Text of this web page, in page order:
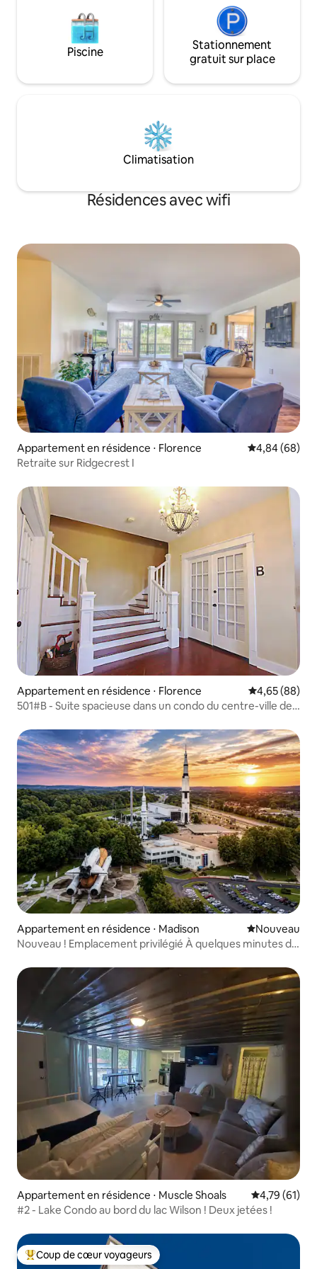
Piscine
Stationnement
gratuit sur place
Climatisation
Résidences avec wifi
Appartement en résidence ⋅ Florence Évaluation
4,84 (68)
Retraite sur Ridgecrest I
Appartement en résidence ⋅ Florence Évaluation
4,65 (88)
501#B - Suite spacieuse dans un condo du centre-ville de
Appartement en résidence ⋅ Madison Nouvel
Nouveau
Nouveau ! Emplacement privilégié À quelques minutes de
Appartement en résidence ⋅ Muscle Shoals Évaluation
4,79 (61)
#2 - Lake Condo au bord du lac Wilson ! Deux jetées !
Coups de cœur voyageurs les plus appréciés
Coup de cœur voyageurs